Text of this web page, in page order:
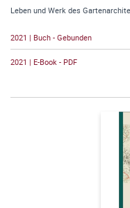
Leben und Werk des
2021 | Buch - Gebunden
2021 | E-Book - PDF